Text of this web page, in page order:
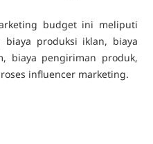
budget ini meliputi
biaya produksi iklan, biaya
biaya pengiriman produk,
influencer marketing.